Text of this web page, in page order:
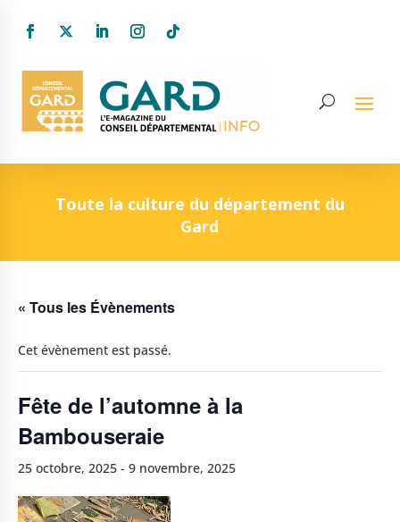
Toute la culture du département du
Gard
« Tous les Évènements
Cet évènement est passé.
Fête de l’automne à la
Bambouseraie
25 octobre, 2025 - 9 novembre, 2025